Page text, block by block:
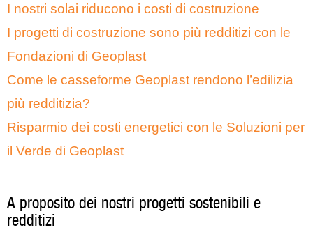
I nostri solai riducono i costi di costruzione
I progetti di costruzione sono più redditizi con le
Fondazioni di Geoplast
Come le casseforme Geoplast rendono l’edilizia
più redditizia?
Risparmio dei costi energetici con le Soluzioni per
il Verde di Geoplast
A proposito dei nostri progetti sostenibili e
redditizi